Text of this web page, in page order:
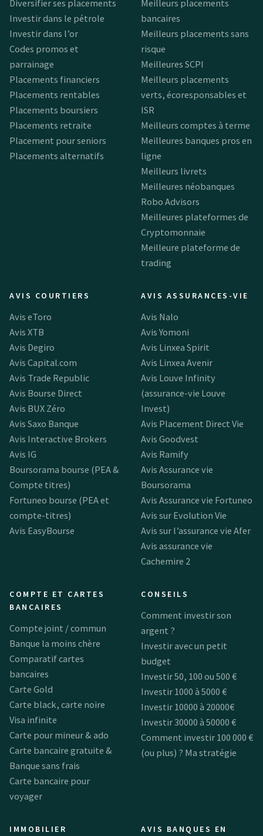
Diversifier ses placements
Investir dans le pétrole
Investir dans l’or
Codes promos et
parrainage
Placements financiers
Placements rentables
Placements boursiers
Placements retraite
Placement pour seniors
Placements alternatifs
Meilleurs placements
bancaires
Meilleurs placements sans
risque
Meilleures SCPI
Meilleurs placements
verts, écoresponsables et
ISR
Meilleurs comptes à terme
Meilleures banques pros en
ligne
Meilleurs livrets
Meilleures néobanques
Robo Advisors
Meilleures plateformes de
Cryptomonnaie
Meilleure plateforme de
trading
AVIS COURTIERS
Avis eToro
Avis XTB
Avis Degiro
Avis Capital.com
Avis Trade Republic
Avis Bourse Direct
Avis BUX Zéro
Avis Saxo Banque
Avis Interactive Brokers
Avis IG
Boursorama bourse (PEA &
Compte titres)
Fortuneo bourse (PEA et
compte-titres)
Avis EasyBourse
AVIS ASSURANCES-VIE
Avis Nalo
Avis Yomoni
Avis Linxea Spirit
Avis Linxea Avenir
Avis Louve Infinity
(assurance-vie Louve
Invest)
Avis Placement Direct Vie
Avis Goodvest
Avis Ramify
Avis Assurance vie
Boursorama
Avis Assurance vie Fortuneo
Avis sur Evolution Vie
Avis sur l’assurance vie Afer
Avis assurance vie
Cachemire 2
COMPTE ET CARTES
BANCAIRES
Compte joint / commun
Banque la moins chère
Comparatif cartes
bancaires
Carte Gold
Carte black, carte noire
Visa infinite
Carte pour mineur & ado
Carte bancaire gratuite &
Banque sans frais
Carte bancaire pour
voyager
CONSEILS
Comment investir son
argent ?
Investir avec un petit
budget
Investir 50, 100 ou 500 €
Investir 1000 à 5000 €
Investir 10000 à 20000€
Investir 30000 à 50000 €
Comment investir 100 000 €
(ou plus) ? Ma stratégie
IMMOBILIER
AVIS BANQUES EN